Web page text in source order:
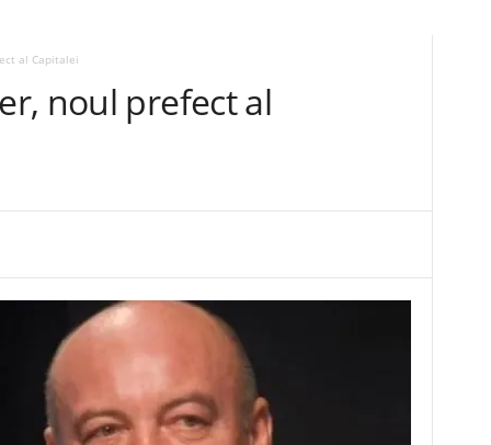
al Capitalei
noul prefect al